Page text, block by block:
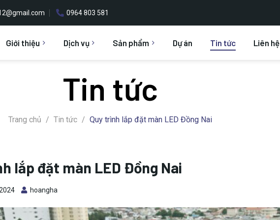
0964 803 581
Giới thiệu Dịch vụ Sản phẩm Dự án Tin tức Liên hệ
Tin tức
Trang chủ / Tin tức / Quy trình lắp đặt màn LED Đồng Nai
lắp đặt màn LED Đồng Nai
hoangha